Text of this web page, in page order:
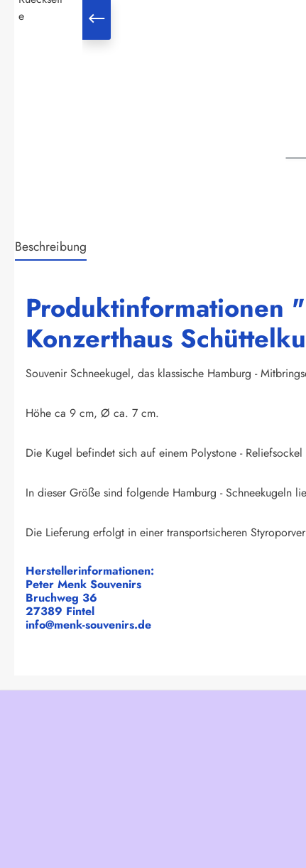
Beschreibung
Produktinformationen
Konzerthaus
Souvenir Schneekugel, das klassische Hamburg -
Höhe ca 9 cm, Ø ca. 7 cm.
Die Kugel befindet sich auf einem Polystone -
In dieser Größe sind folgende Hamburg - Schneekugeln
Die Lieferung erfolgt in einer transportsicheren
Herstellerinformationen:
Peter Menk Souvenirs
Bruchweg 36
27389 Fintel
info@menk-souvenirs.de